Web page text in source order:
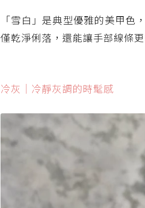
「雪白」是典型優雅的美甲
僅乾淨俐落，還能讓手部線條
冷灰｜冷靜灰調的時髦感